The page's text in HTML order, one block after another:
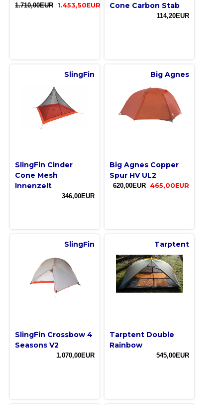
1.710,00EUR 1.453,50EUR
Cone Carbon Stab
114,20EUR
SlingFin
SlingFin Cinder
Cone Mesh
Innenzelt
346,00EUR
Big Agnes
Big Agnes Copper
Spur HV UL2
620,00EUR 465,00EUR
SlingFin
SlingFin Crossbow 4
Seasons V2
1.070,00EUR
Tarptent
Tarptent Double
Rainbow
545,00EUR